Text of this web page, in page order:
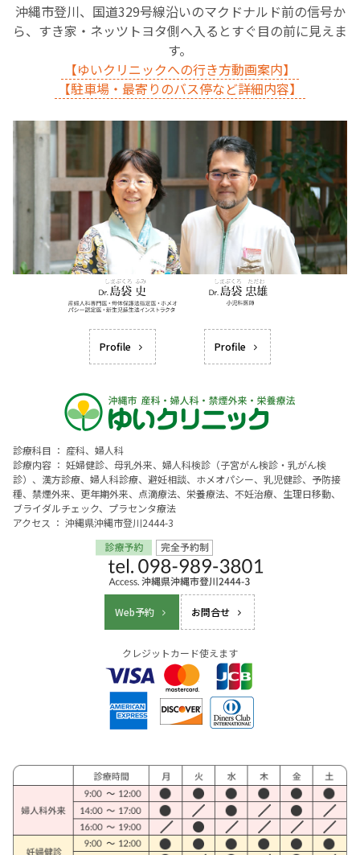
沖縄市登川、国道329号線沿いのマクドナルド前の信号か
ら、すき家・ネッツトヨタ側へ入るとすぐ目の前に見えま
す。
【ゆいクリニックへの行き方動画案内】
【駐車場・最寄りのバス停など詳細内容】
Profile Profile
診療科目 ： 産科、婦人科
診療内容 ： 妊婦健診、母乳外来、婦人科検診（子宮がん検診・乳がん検
診）、漢方診療、婦人科診療、避妊相談、ホメオパシー、乳児健診、予防接
種、禁煙外来、更年期外来、点滴療法、栄養療法、不妊治療、生理日移動、
ブライダルチェック、プラセンタ療法
アクセス ： 沖縄県沖縄市登川2444-3
Web予約 お問合せ
クレジットカード使えます